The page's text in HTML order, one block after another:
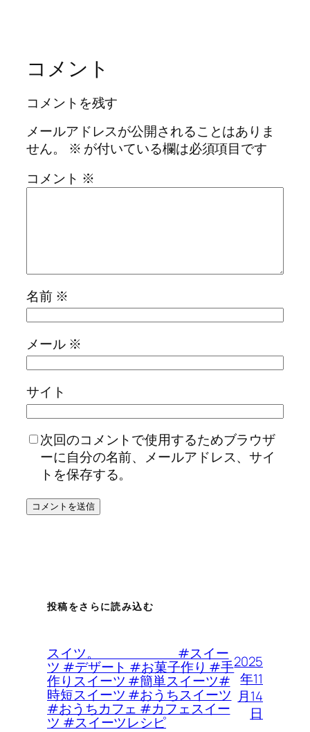
コメント
コメントを残す
メールアドレスが公開されることはありま
せん。
※ が付いている欄は必須項目です
コメント ※
名前 ※
メール ※
サイト
次回のコメントで使用するためブラウザ
ーに自分の名前、メールアドレス、サイ
トを保存する。
投稿をさらに読み込む
スイツ。 #スイー
ツ #デザート #お菓子作り #手
作りスイーツ #簡単スイーツ#
時短スイーツ #おうちスイーツ
#おうちカフェ #カフェスイー
ツ #スイーツレシピ
2025
年11
月14
日